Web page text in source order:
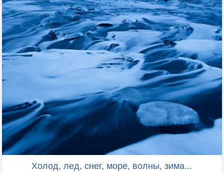
Холод, лед, снег, море, волны, зима...